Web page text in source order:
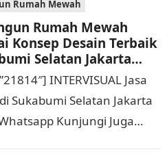
Rumah Mewah
Rumah Mewah
Konsep Desain Terbaik
Selatan Jakarta
0811 9933 588
INTERVISUAL Jasa
Sukabumi Selatan Jakarta
Kunjungi Juga